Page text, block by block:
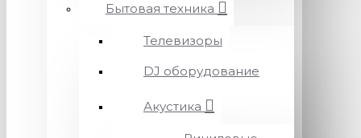
Бытовая техника
Телевизоры
DJ оборудование
Акустика